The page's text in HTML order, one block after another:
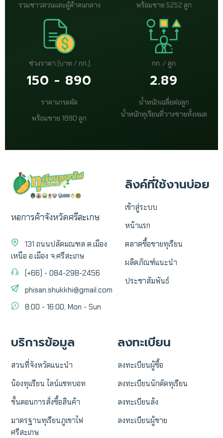
รวมชาวสวนและผู้ค้าคนกลาง
พร้อมขาย 5252 ลูก
ช่วงราคา (บาท / กก.)
150 - 890
ราคาเกรดคัด
พร้อมขาย 1890 ลูก
กก. / ลูก
2.89
น้ำหนักเฉลี่ยต่อลูก
น้ำหนักทุเรียนที่วางขายทั้งหมด
หอการค้าจังหวัดศรีสะเกษ
131 ถนนปลัดมณฑล ต.เมือง
เหนือ อ.เมือง จ.ศรีสะเกษ
(+66) - 084-298-2456
phisan.shukkhi@gmail.com
8:00 - 16:00, Mon - Sun
ลิงค์ที่ใช้งานบ่อย
เข้าสู่ระบบ
หน้าแรก
ตลาดซื้อขายทุเรียน
ผลิตภัณฑ์แนะนำ
ประชาสัมพันธ์
บริการข้อมูล
สวนที่จังหวัดแนะนำ
น้องทุเเรียน ไลน์แชทบอท
ขั้นตอนการสั่งซื้อสินค้า
มาตรฐานทุเรียนภูเขาไฟ
ศรีสะเกษ
ลงทะเบียน
ลงทะเบียนผู้ซื้อ
ลงทะเบียนนักตัดทุเรียน
ลงทะเบียนล้ง
ลงทะเบียนผู้ขาย